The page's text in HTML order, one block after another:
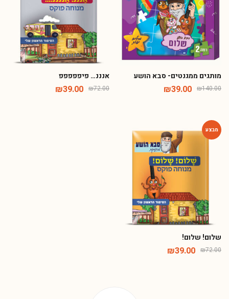
מותגים ממגנטים- סבא הושע
₪140.00
₪39.00
אנננ… פיפפפפפ
₪72.00
₪39.00
שלום! שלום!
₪72.00
₪39.00